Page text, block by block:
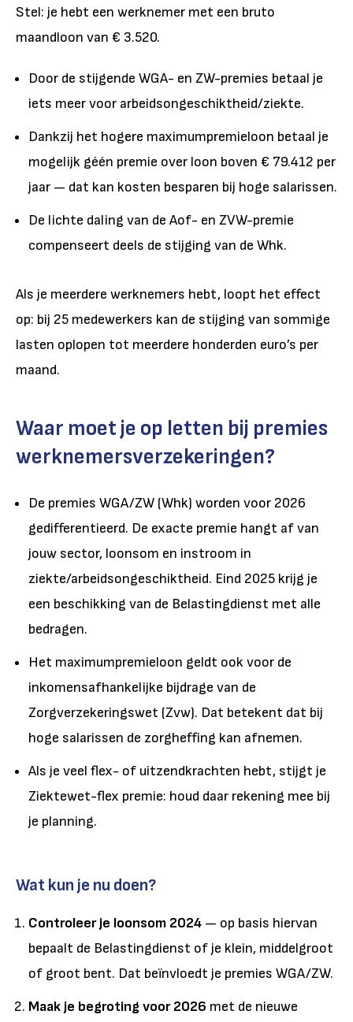
Stel: je hebt een werknemer met een bruto
maandloon van € 3.520.
Door de stijgende WGA- en ZW-premies betaal je
iets meer voor arbeidsongeschiktheid/ziekte.
Dankzij het hogere maximumpremieloon betaal je
mogelijk géén premie over loon boven € 79.412 per
jaar — dat kan kosten besparen bij hoge salarissen.
De lichte daling van de Aof- en ZVW-premie
compenseert deels de stijging van de Whk.
Als je meerdere werknemers hebt, loopt het effect
op: bij 25 medewerkers kan de stijging van sommige
lasten oplopen tot meerdere honderden euro’s per
maand.
Waar moet je op letten bij premies
werknemersverzekeringen?
De premies WGA/ZW (Whk) worden voor 2026
gedifferentieerd. De exacte premie hangt af van
jouw sector, loonsom en instroom in
ziekte/arbeidsongeschiktheid. Eind 2025 krijg je
een beschikking van de Belastingdienst met alle
bedragen.
Het maximumpremieloon geldt ook voor de
inkomensafhankelijke bijdrage van de
Zorgverzekeringswet (Zvw). Dat betekent dat bij
hoge salarissen de zorgheffing kan afnemen.
Als je veel flex- of uitzendkrachten hebt, stijgt je
Ziektewet-flex premie: houd daar rekening mee bij
je planning.
Wat kun je nu doen?
Controleer je loonsom 2024 — op basis hiervan
bepaalt de Belastingdienst of je klein, middelgroot
of groot bent. Dat beïnvloedt je premies WGA/ZW.
Maak je begroting voor 2026 met de nieuwe